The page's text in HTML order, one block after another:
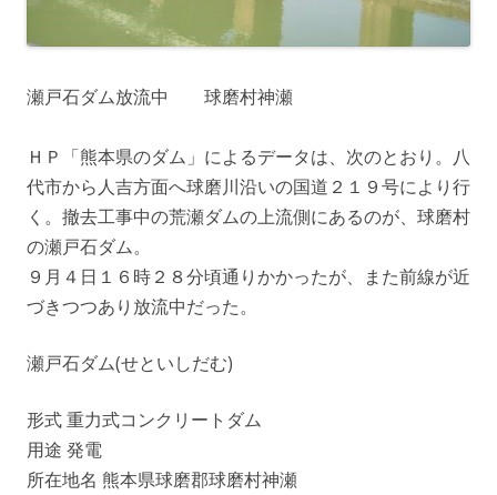
瀬戸石ダム放流中 球磨村神瀬
ＨＰ「熊本県のダム」によるデータは、次のとおり。八
代市から人吉方面へ球磨川沿いの国道２１９号により行
く。撤去工事中の荒瀬ダムの上流側にあるのが、球磨村
の瀬戸石ダム。
９月４日１６時２８分頃通りかかったが、また前線が近
づきつつあり放流中だった。
瀬戸石ダム(せといしだむ)
形式 重力式コンクリートダム
用途 発電
所在地名 熊本県球磨郡球磨村神瀬